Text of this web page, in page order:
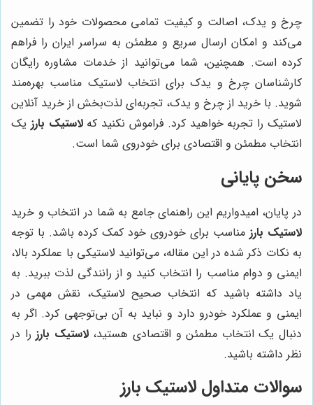
چرخ و یدک، اصالت و کیفیت تمامی محصولات خود را تضمین
می‌کند و امکان ارسال سریع و مطمئن به سراسر ایران را فراهم
کرده است. همچنین، شما می‌توانید از خدمات مشاوره رایگان
کارشناسان چرخ و یدک برای انتخاب لاستیک مناسب بهره‌مند
شوید. با خرید از چرخ و یدک، تجربه‌ای لذت‌بخش از خرید آنلاین
لاستیک را تجربه خواهید کرد. فراموش نکنید کهلاستیک بارز یک
انتخاب مطمئن و اقتصادی برای خودروی شما است.
سخن پایانی
در پایان، امیدواریم این راهنمای جامع به شما در انتخاب و خرید
لاستیک بارز مناسب برای خودروی خود کمک کرده باشد. با توجه
به نکات ذکر شده در این مقاله، می‌توانید لاستیکی با عملکرد بالا،
ایمنی و دوام مناسب را انتخاب کنید و از رانندگی لذت ببرید. به
یاد داشته باشید که انتخاب صحیح لاستیک، نقش مهمی در
ایمنی و عملکرد خودرو دارد و نباید به آن بی‌توجهی کرد. اگر به
دنبال یک انتخاب مطمئن و اقتصادی هستید،لاستیک بارز را در
نظر داشته باشید.
سوالات متداول لاستیک بارز